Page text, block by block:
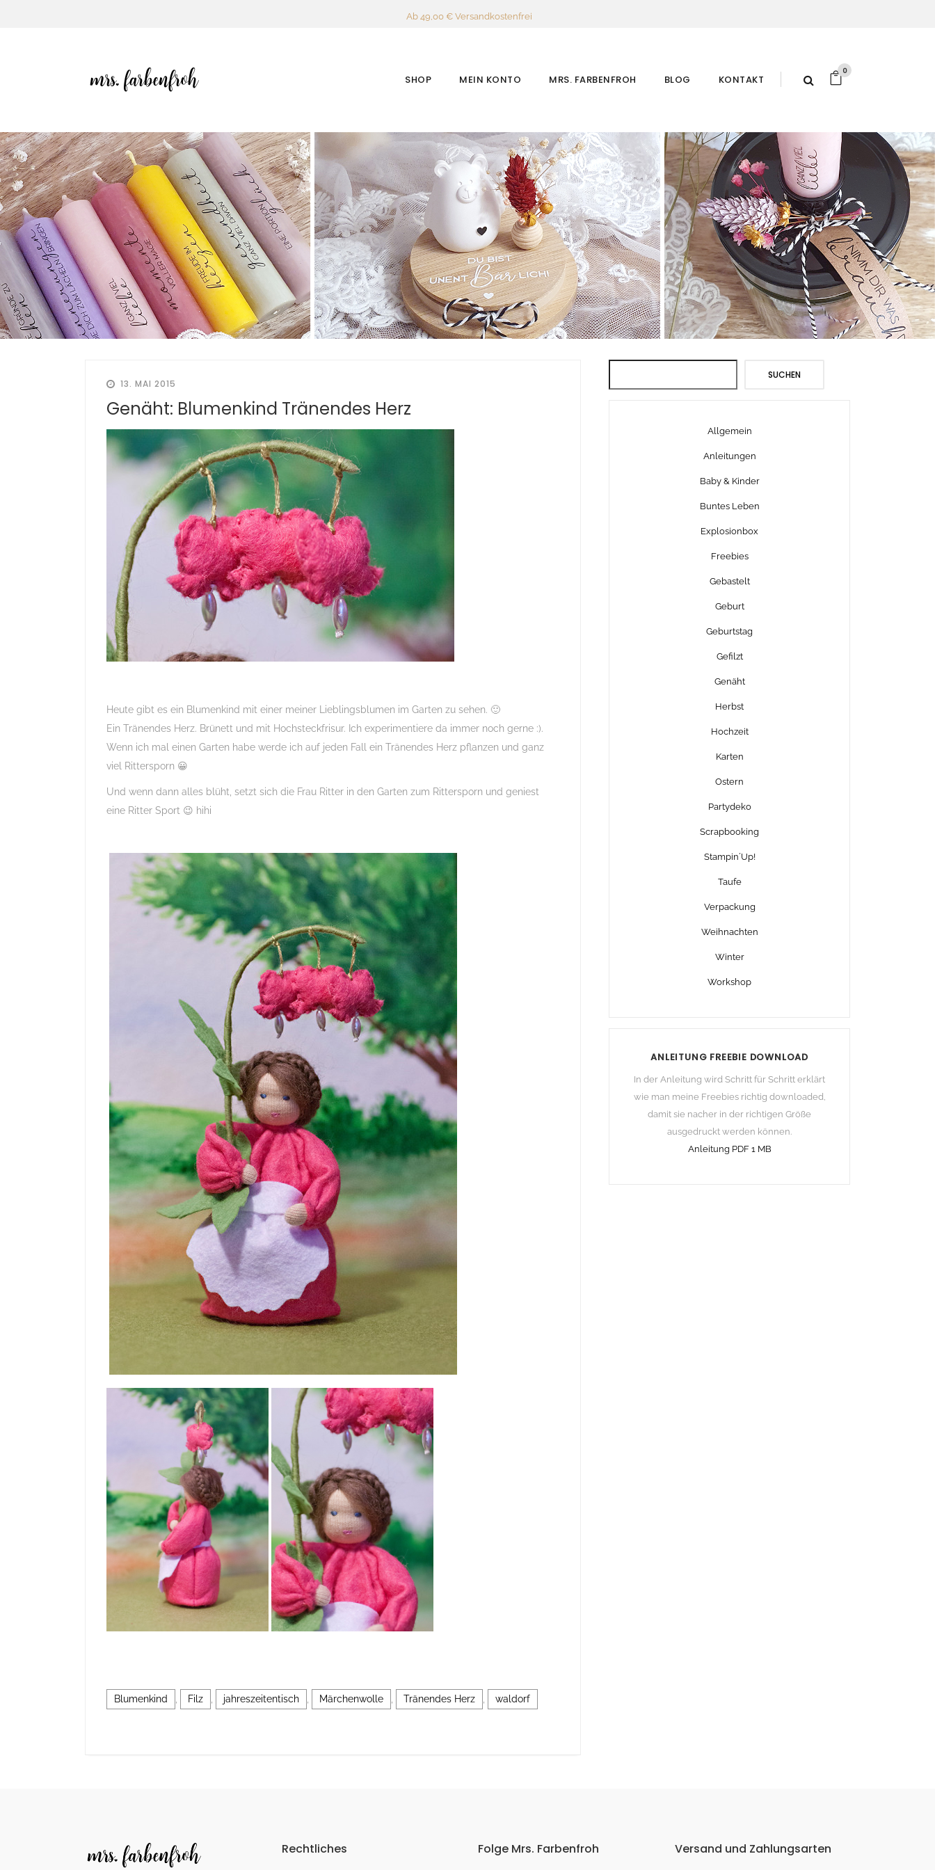
Ab 49,00 € Versandkostenfrei
SHOP MEIN KONTO MRS. FARBENFROH BLOG KONTAKT
0
13. MAI 2015
Genäht: Blumenkind Tränendes Herz
Heute gibt es ein Blumenkind mit einer meiner Lieblingsblumen im Garten zu sehen. 🙂
Ein Tränendes Herz. Brünett und mit Hochsteckfrisur. Ich experimentiere da immer noch gerne :).
Wenn ich mal einen Garten habe werde ich auf jeden Fall ein Tränendes Herz pflanzen und ganz
viel Rittersporn 😀
Und wenn dann alles blüht, setzt sich die Frau Ritter in den Garten zum Rittersporn und geniest
eine Ritter Sport 😉 hihi
Blumenkind Filz jahreszeitentisch Märchenwolle Tränendes Herz waldorf
SUCHEN
Allgemein
Anleitungen
Baby & Kinder
Buntes Leben
Explosionbox
Freebies
Gebastelt
Geburt
Geburtstag
Gefilzt
Genäht
Herbst
Hochzeit
Karten
Ostern
Partydeko
Scrapbooking
Stampin´Up!
Taufe
Verpackung
Weihnachten
Winter
Workshop
ANLEITUNG FREEBIE DOWNLOAD
In der Anleitung wird Schritt für Schritt erklärt
wie man meine Freebies richtig downloaded,
damit sie nacher in der richtigen Größe
ausgedruckt werden können.
Anleitung PDF 1 MB
Rechtliches Folge Mrs. Farbenfroh Versand und Zahlungsarten